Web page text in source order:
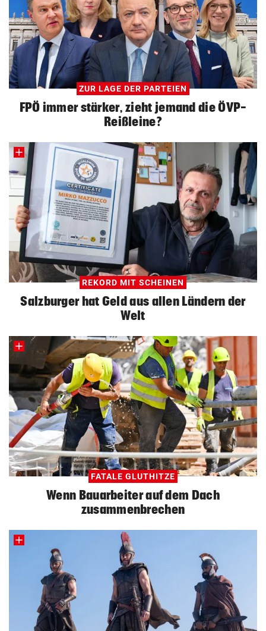
ZUR LAGE DER PARTEIEN
FPÖ immer stärker, zieht jemand die ÖVP-
Reißleine?
REKORD MIT SCHEINEN
Salzburger hat Geld aus allen Ländern der
Welt
FATALE GLUTHITZE
Wenn Bauarbeiter auf dem Dach
zusammenbrechen